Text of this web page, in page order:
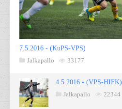
7.5.2016 - (KuPS-VPS)
Jalkapallo
33177
4.5.2016 - (VPS-HIFK)
Jalkapallo
22344